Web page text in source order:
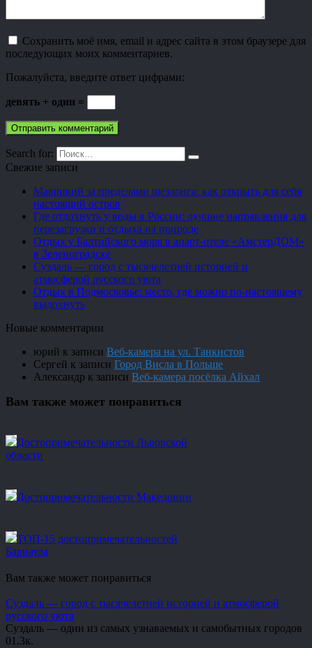
Сохранить моё имя, email и адрес сайта в этом браузере для
последующих моих комментариев.
Пожалуйста, введите ответ цифрами:
девять + один =
Search for:
Свежие записи
Маврикий за пределами шезлонга: как открыть для себя
настоящий остров
Где отдохнуть у воды в России: лучшие направления для
перезагрузки и отдыха на природе
Отдых у Балтийского моря в апарт-отеле «АмстерДОМ»
в Зеленоградске
Суздаль — город с тысячелетней историей и
атмосферой русского уюта
Отдых в Подмосковье: место, где можно по-настоящему
выдохнуть
Новые комментарии
юрий к записи Веб-камера на ул. Танкистов
Сергей к записи Город Висла в Польше
Александр к записи Веб-камера посёлка Айхал
Вам также может понравиться
Достопримечательности Львовской
области
Достопримечательности Македонии
ТОП-15 достопримечательностей
Барнаула
Вам также может понравиться
Суздаль — город с тысячелетней историей и атмосферой
русского уюта
Суздаль — один из самых узнаваемых и самобытных городов
01.3к.